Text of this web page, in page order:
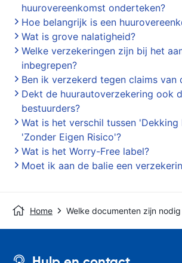
huurovereenkomst onderteken?
Hoe belangrijk is een
Wat is grove nalatigheid?
Welke verzekeringen zijn bij het
inbegrepen?
Ben ik verzekerd tegen claims van
Dekt de huurautoverzekering ook
bestuurders?
Wat is het verschil tussen 'Dekking
'Zonder Eigen Risico'?
Wat is het Worry-Free label?
Moet ik aan de balie een
Home Welke documenten zijn